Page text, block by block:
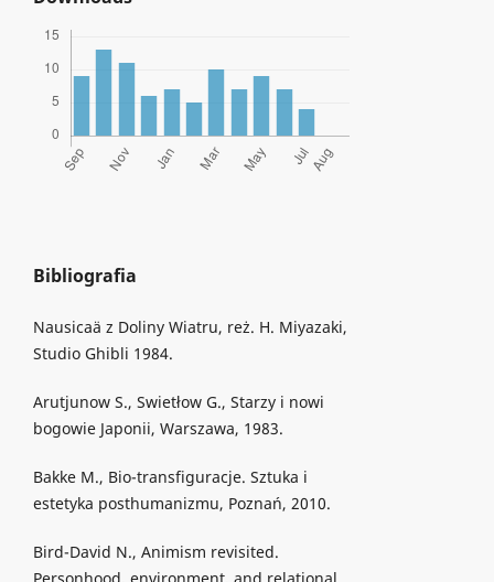
Bibliografia
Nausicaä z Doliny Wiatru, reż. H. Miyazaki,
Studio Ghibli 1984.
Arutjunow S., Swietłow G., Starzy i nowi
bogowie Japonii, Warszawa, 1983.
Bakke M., Bio-transfiguracje. Sztuka i
estetyka posthumanizmu, Poznań, 2010.
Bird-David N., Animism revisited.